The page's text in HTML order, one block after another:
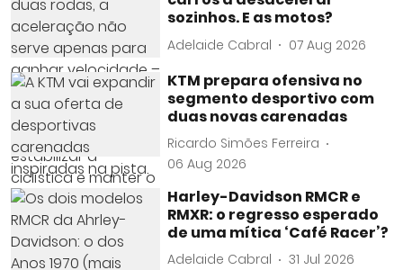
sozinhos. E as motos?
Adelaide Cabral 07 Aug 2026
KTM prepara ofensiva no
segmento desportivo com
duas novas carenadas
Ricardo Simões Ferreira
06 Aug 2026
Harley-Davidson RMCR e
RMXR: o regresso esperado
de uma mítica ‘Café Racer’?
Adelaide Cabral 31 Jul 2026